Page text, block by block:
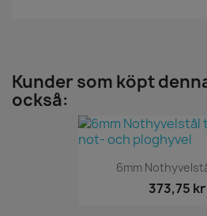
Kunder som köpt
också:
6mm
373,75 kr